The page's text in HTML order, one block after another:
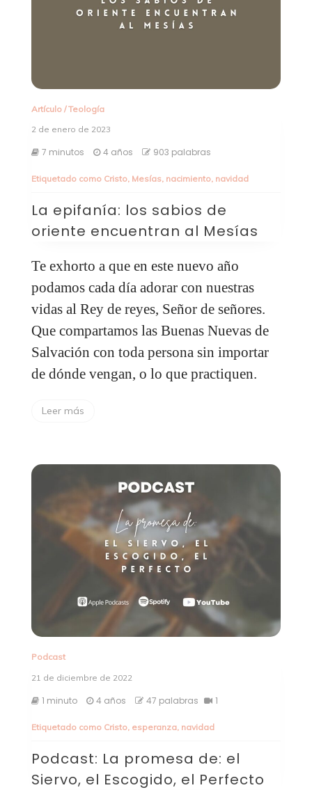
Artículo/Teología
2 de enero de 2023
7 minutos 4 años 903 palabras
Etiquetado como Cristo, Mesías, nacimiento, navidad
La epifanía: los sabios de
oriente encuentran al Mesías
Te exhorto a que en este nuevo año
podamos cada día adorar con nuestras
vidas al Rey de reyes, Señor de señores.
Que compartamos las Buenas Nuevas de
Salvación con toda persona sin importar
de dónde vengan, o lo que practiquen.
Leer más
Podcast
21 de diciembre de 2022
1 minuto 4 años 47 palabras 1
Etiquetado como Cristo, esperanza, navidad
Podcast: La promesa de: el
Siervo, el Escogido, el Perfecto